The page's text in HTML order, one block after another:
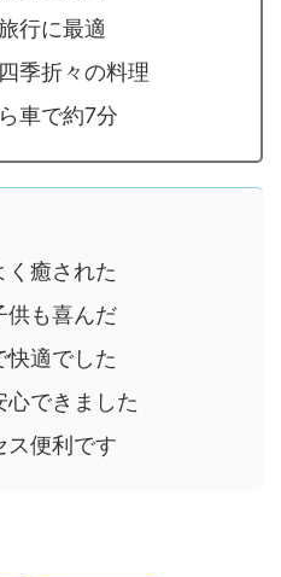
行に最適
季折々の料理
車で約7分
く癒された
供も喜んだ
快適でした
心できました
ス便利です